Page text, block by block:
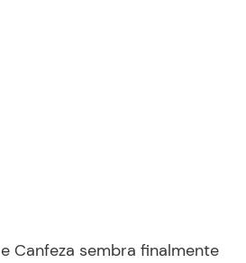
Canfeza sembra finalmente